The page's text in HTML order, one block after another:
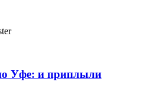
Уфе: и приплыли